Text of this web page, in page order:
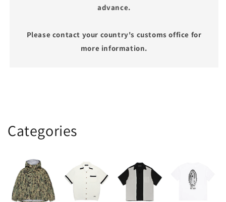
advance.
Please contact your country's customs office for
more information.
Categories